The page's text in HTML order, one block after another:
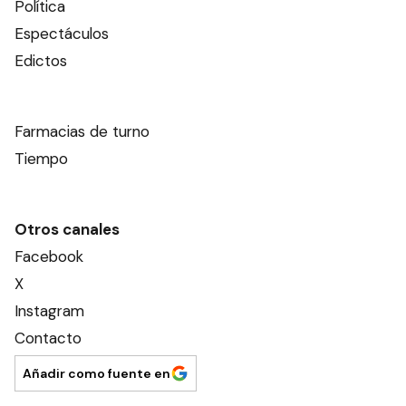
Política
Espectáculos
Edictos
Farmacias de turno
Tiempo
Otros canales
Facebook
X
Instagram
Contacto
Añadir como fuente en